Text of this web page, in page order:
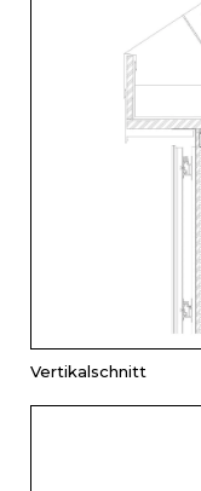
Vertikalschnitt